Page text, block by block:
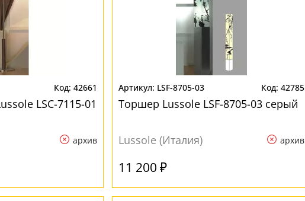
42661
LSC-7115-01
архив
LSF-8705-03 42785
Торшер Lussole LSF-8705-03 серый
Lussole (Италия) архив
11 200 ₽